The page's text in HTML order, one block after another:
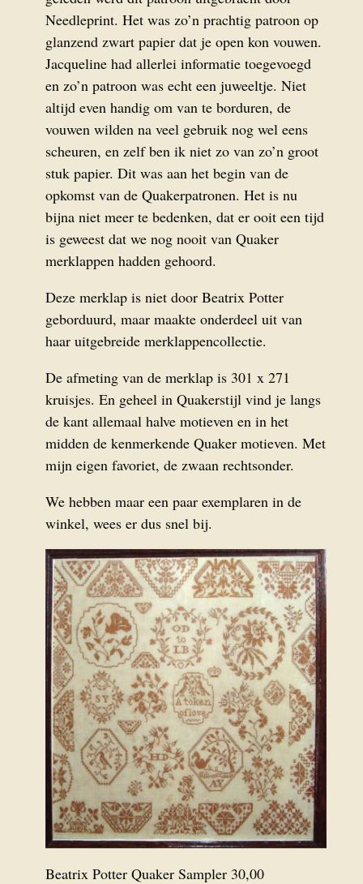
Needleprint. Het was zo’n prachtig patroon op
glanzend zwart papier dat je open kon vouwen.
Jacqueline had allerlei informatie toegevoegd
en zo’n patroon was echt een juweeltje. Niet
altijd even handig om van te borduren, de
vouwen wilden na veel gebruik nog wel eens
scheuren, en zelf ben ik niet zo van zo’n groot
stuk papier. Dit was aan het begin van de
opkomst van de Quakerpatronen. Het is nu
bijna niet meer te bedenken, dat er ooit een tijd
is geweest dat we nog nooit van Quaker
merklappen hadden gehoord.
Deze merklap is niet door Beatrix Potter
geborduurd, maar maakte onderdeel uit van
haar uitgebreide merklappencollectie.
De afmeting van de merklap is 301 x 271
kruisjes. En geheel in Quakerstijl vind je langs
de kant allemaal halve motieven en in het
midden de kenmerkende Quaker motieven. Met
mijn eigen favoriet, de zwaan rechtsonder.
We hebben maar een paar exemplaren in de
winkel, wees er dus snel bij.
Beatrix Potter Quaker Sampler 30,00